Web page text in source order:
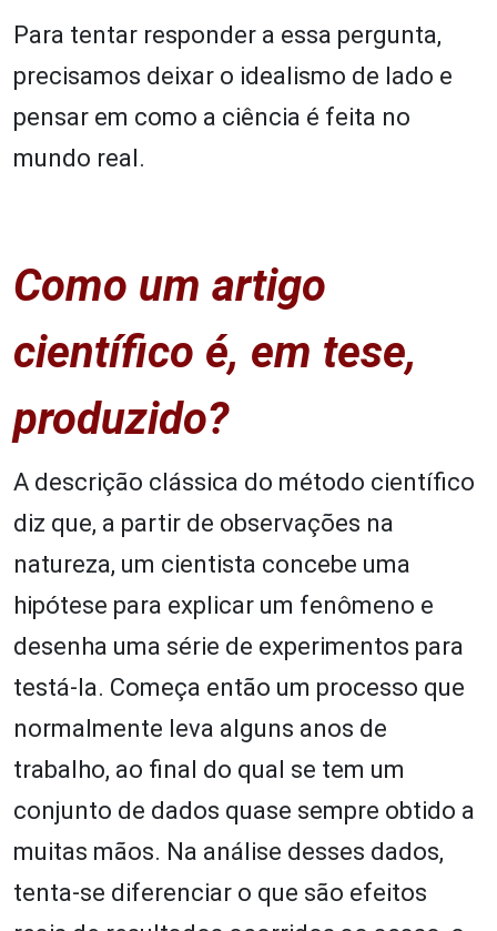
Para tentar responder a essa pergunta,
precisamos deixar o idealismo de lado e
pensar em como a ciência é feita no
mundo real.
Como um artigo
científico é, em tese,
produzido?
A descrição clássica do método científico
diz que, a partir de observações na
natureza, um cientista concebe uma
hipótese para explicar um fenômeno e
desenha uma série de experimentos para
testá-la. Começa então um processo que
normalmente leva alguns anos de
trabalho, ao final do qual se tem um
conjunto de dados quase sempre obtido a
muitas mãos. Na análise desses dados,
tenta-se diferenciar o que são efeitos